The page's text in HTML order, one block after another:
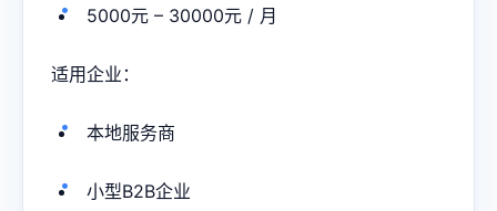
5000元 – 30000元 / 月
适用企业：
本地服务商
小型B2B企业